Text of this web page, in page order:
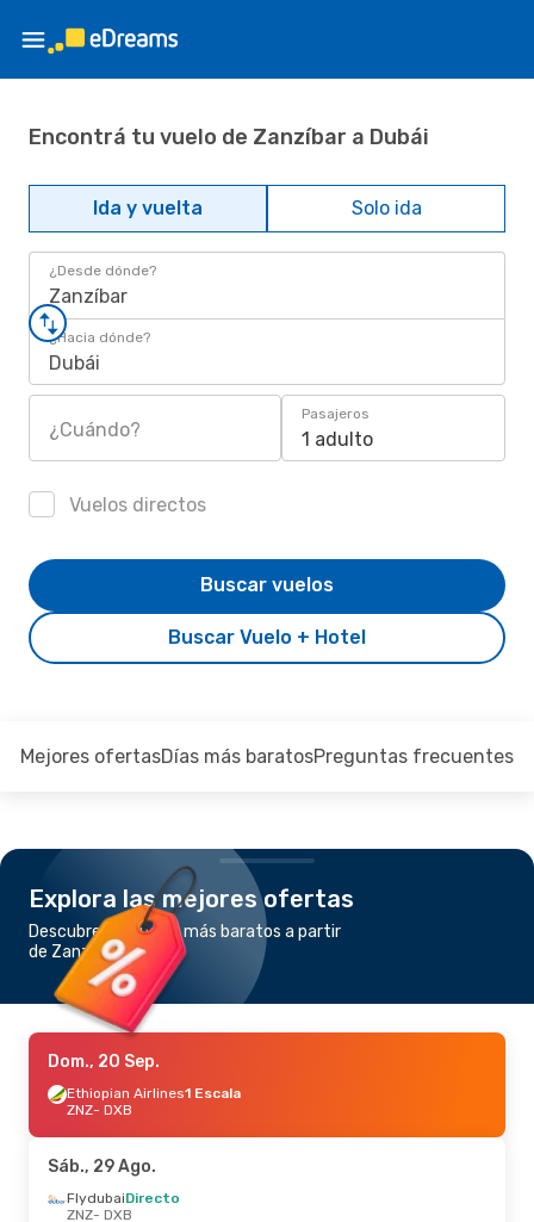
Encontrá tu vuelo de Zanzíbar a Dubái
Ida y vuelta Solo ida
¿Desde dónde?
Zanzíbar
¿Hacia dónde?
Dubái
¿Cuándo?
Pasajeros
1 adulto
Vuelos directos
Buscar Vuelo + Hotel
Buscar vuelos
Mejores ofertasDías más baratosPreguntas frecuentes
Explora las mejores ofertas
Descubre los vuelos más baratos a partir
de Zanzíbar a Dubái
Dom., 20 Sep.
Ethiopian Airlines1 Escala
ZNZ- DXB
Sáb., 29 Ago.
FlydubaiDirecto
ZNZ- DXB